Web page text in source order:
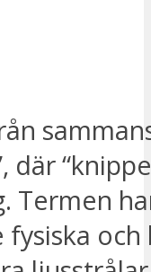
där
Termen
och